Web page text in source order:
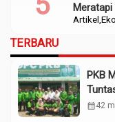
Artikel
TERBARU
PKB
calendar_month42